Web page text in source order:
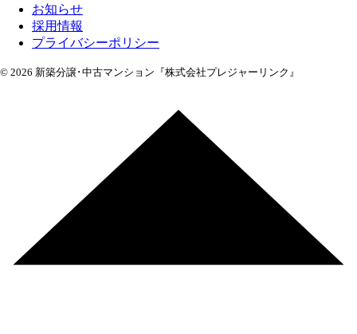
お知らせ
採用情報
プライバシーポリシー
© 2026 新築分譲･中古マンション『株式会社プレジャーリンク』